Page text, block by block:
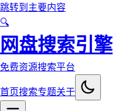
跳转到主要内容
🔍
网盘搜索引擎
免费资源搜索平台
首页搜索专题关于